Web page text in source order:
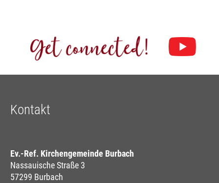
Kontakt
Ev.-Ref. Kirchengemeinde Burbach
Nassauische Straße 3
57299 Burbach